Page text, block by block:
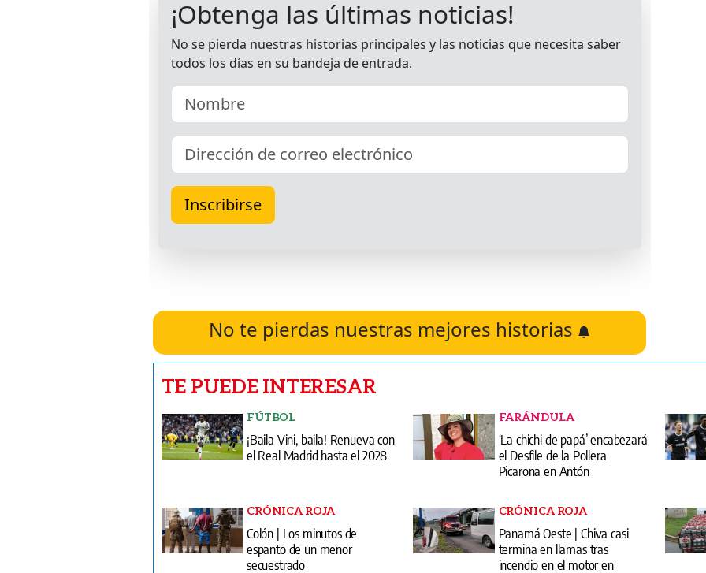
No te pierdas nuestras mejores historias
TE PUEDE INTERESAR
FÚTBOL
¡Baila Vini, baila! Renueva con
el Real Madrid hasta el 2028
FARÁNDULA
‘La chichi de papá’ encabezará
el Desfile de la Pollera
Picarona en Antón
CRÓNICA ROJA
Colón | Los minutos de
espanto de un menor
secuestrado
CRÓNICA ROJA
Panamá Oeste | Chiva casi
termina en llamas tras
incendio en el motor en